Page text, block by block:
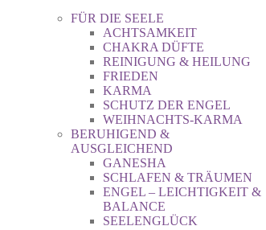
FÜR DIE SEELE
ACHTSAMKEIT
CHAKRA DÜFTE
REINIGUNG & HEILUNG
FRIEDEN
KARMA
SCHUTZ DER ENGEL
WEIHNACHTS-KARMA
BERUHIGEND &
AUSGLEICHEND
GANESHA
SCHLAFEN & TRÄUMEN
ENGEL – LEICHTIGKEIT &
BALANCE
SEELENGLÜCK